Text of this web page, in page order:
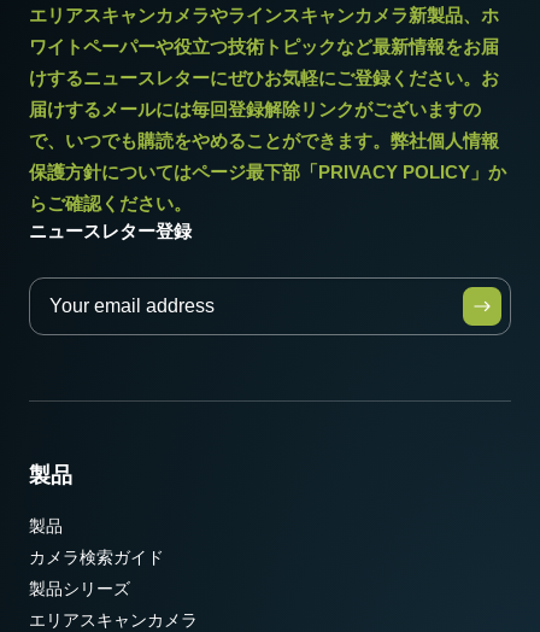
エリアスキャンカメラやラインスキャンカメラ新製品、ホ
ワイトペーパーや役立つ技術トピックなど最新情報をお届
けするニュースレターにぜひお気軽にご登録ください。お
届けするメールには毎回登録解除リンクがございますの
で、いつでも購読をやめることができます。弊社個人情報
保護方針についてはページ最下部「PRIVACY POLICY」か
らご確認ください。
ニュースレター登録
製品
製品
カメラ検索ガイド
製品シリーズ
エリアスキャンカメラ